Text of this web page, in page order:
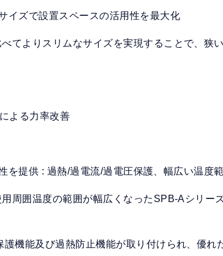
イズで設置スペースの活用性を最大化
てよりスリムなサイズを実現することで、狭
よる力率改善
を提供 : 過熱/過電流/過電圧保護、幅広い温度
周囲温度の範囲が幅広くなったSPB-Aシリ
護機能及び過熱防止機能が取り付けられ、優れ